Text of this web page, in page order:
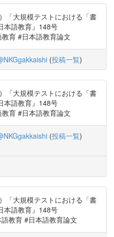
「大規模テストにおける「書
本語教育』148号
育 #日本語教育論文
(投稿一覧)
「大規模テストにおける「書
本語教育』148号
育 #日本語教育論文
(投稿一覧)
「大規模テストにおける「書
本語教育』148号
教育 #日本語教育論文